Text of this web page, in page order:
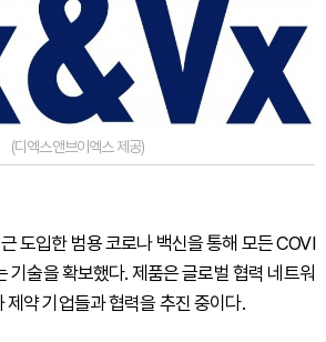
(디엑스앤브이엑스 제공)
도입한 범용 코로나 백신을 통해 모든 COVI
기술을 확보했다. 제품은 글로벌 협력 네트워
약 기업들과 협력을 추진 중이다.